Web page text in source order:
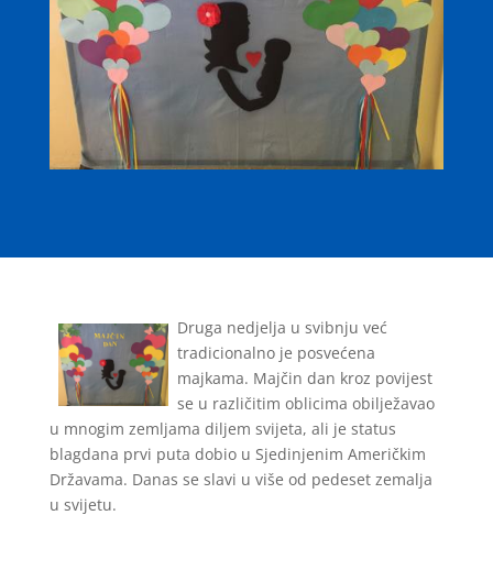
Druga nedjelja u svibnju već
tradicionalno je posvećena
majkama. Majčin dan kroz povijest
se u različitim oblicima obilježavao
u mnogim zemljama diljem svijeta, ali je status
blagdana prvi puta dobio u Sjedinjenim Američkim
Državama. Danas se slavi u više od pedeset zemalja
u svijetu.